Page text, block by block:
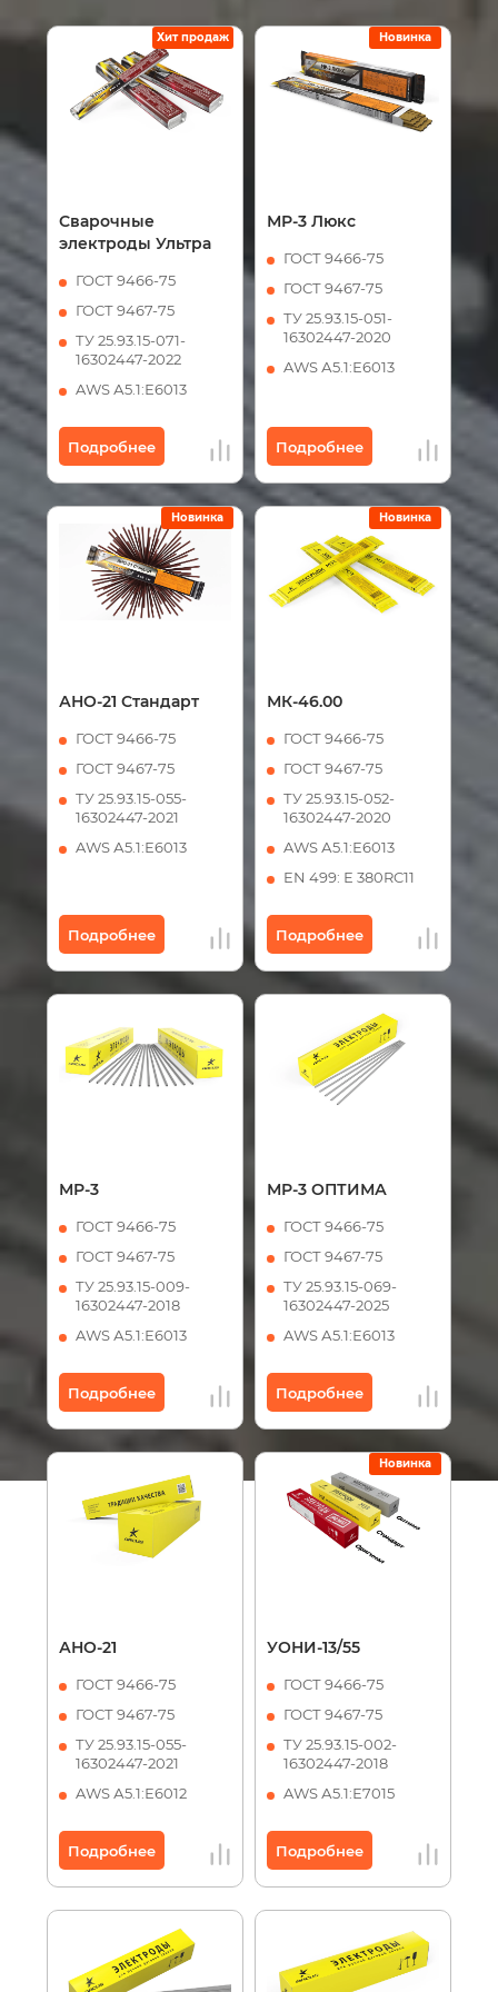
Хит продаж
Сварочные
электроды Ультра
ГОСТ 9466-75
ГОСТ 9467-75
ТУ 25.93.15-071-
16302447-2022
AWS А5.1:Е6013
Подробнее
Новинка
МР-3 Люкс
ГОСТ 9466-75
ГОСТ 9467-75
ТУ 25.93.15-051-
16302447-2020
AWS А5.1:Е6013
Подробнее
Новинка
АНО-21 Стандарт
ГОСТ 9466-75
ГОСТ 9467-75
ТУ 25.93.15-055-
16302447-2021
AWS А5.1:Е6013
Подробнее
Новинка
МК-46.00
ГОСТ 9466-75
ГОСТ 9467-75
ТУ 25.93.15-052-
16302447-2020
AWS А5.1:Е6013
EN 499: Е 380RC11
Подробнее
МР-3
ГОСТ 9466-75
ГОСТ 9467-75
ТУ 25.93.15-009-
16302447-2018
AWS А5.1:Е6013
Подробнее
МР-3 ОПТИМА
ГОСТ 9466-75
ГОСТ 9467-75
ТУ 25.93.15-069-
16302447-2025
AWS А5.1:Е6013
Подробнее
АНО-21
ГОСТ 9466-75
ГОСТ 9467-75
ТУ 25.93.15-055-
16302447-2021
AWS А5.1:Е6012
Подробнее
Новинка
УОНИ-13/55
ГОСТ 9466-75
ГОСТ 9467-75
ТУ 25.93.15-002-
16302447-2018
AWS А5.1:Е7015
Подробнее